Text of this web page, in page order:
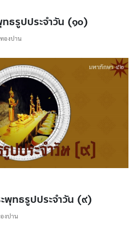
ธรูปประจำวัน (๑๐)
องปาน
ทธรูปประจำวัน (๙)
งปาน